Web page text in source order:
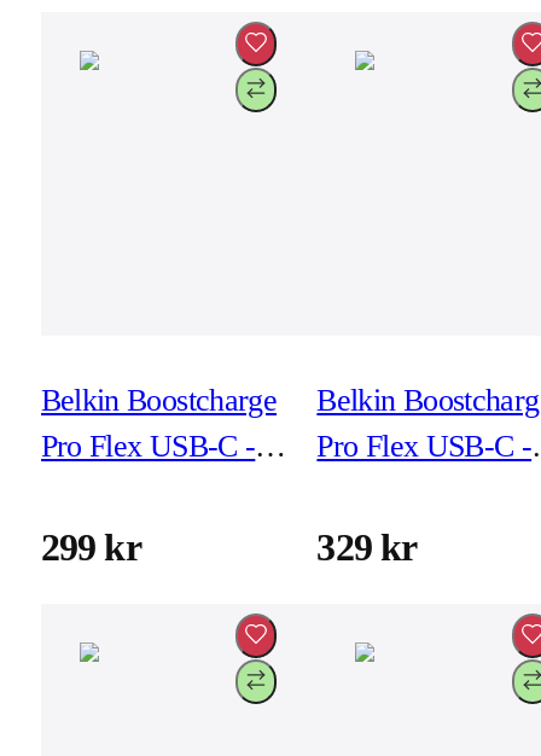
Belkin Boostcharge
Pro Flex USB-C -
299 kr
Belkin
Pro Flex USB-C -
329 kr